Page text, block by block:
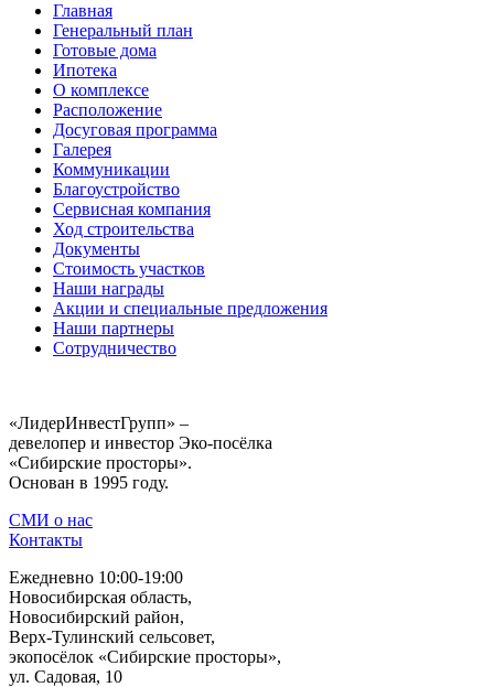
Главная
Генеральный план
Готовые дома
Ипотека
О комплексе
Расположение
Досуговая программа
Галерея
Коммуникации
Благоустройство
Сервисная компания
Ход строительства
Документы
Стоимость участков
Наши награды
Акции и специальные предложения
Наши партнеры
Сотрудничество
«ЛидерИнвестГрупп» –
девелопер и инвестор Эко-посёлка
«Сибирские просторы».
Основан в 1995 году.
СМИ о нас
Контакты
Ежедневно 10:00-19:00
Новосибирская область,
Новосибирский район,
Верх-Тулинский сельсовет,
экопосёлок «Сибирские просторы»,
ул. Садовая, 10